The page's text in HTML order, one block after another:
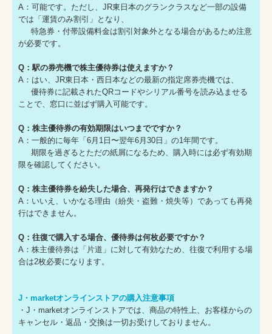
A：可能です。ただし、JR東日本のグランクラスなど一部の設備
では「運賃のみ割引」となり、
特急券・付帯設備料金は割引対象外となる場合があるため注意
が必要です。
Q：駅の券売機で株主優待券は使えますか？
A：はい、JR東日本・西日本などの最新の指定席券売機では、
優待券に記載されたQRコードやシリアル番号を読み込ませる
ことで、窓口に並ばず購入可能です。
Q：株主優待券の有効期限はいつまでですか？
A：一般的に毎年「6月1日〜翌年6月30日」の1年間です。
期限を過ぎるとただの紙屑になるため、購入時には必ず有効期
限を確認してください。
Q：株主優待券を紛失した場合、再発行はできますか？
A：いいえ、いかなる理由（紛失・盗難・焼失等）であっても再発
行はできません。
Q：往復で購入する場合、優待券は何枚必要ですか？
A：株主優待券は「片道」に対して有効なため、往復で利用する場
合は2枚必要になります。
J・marketオンラインストアの購入注意事項
・J・marketオンラインストアでは、商品の特性上、お客様からの
キャンセル・返品・交換は一切お受けしておりません。